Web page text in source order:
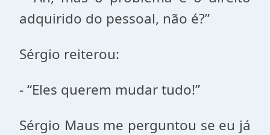
adquirido do pessoal, não é?”
Sérgio reiterou:
- “Eles querem mudar tudo!”
Sérgio Maus me perguntou se eu já